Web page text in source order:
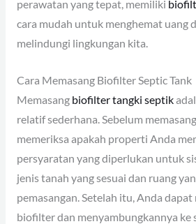
perawatan yang tepat, memiliki
cara mudah untuk menghemat uang
melindungi lingkungan kita.
Cara Memasang Biofilter Septic Tank
Memasang biofilter tangki septik
relatif sederhana. Sebelum
memeriksa apakah properti Anda
persyaratan yang diperlukan untuk
jenis tanah yang sesuai dan ruang
pemasangan. Setelah itu, Anda
biofilter dan menyambungkannya ke